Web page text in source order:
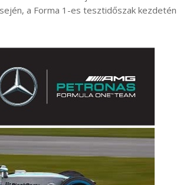
a Forma 1-es tesztidőszak kezdetén